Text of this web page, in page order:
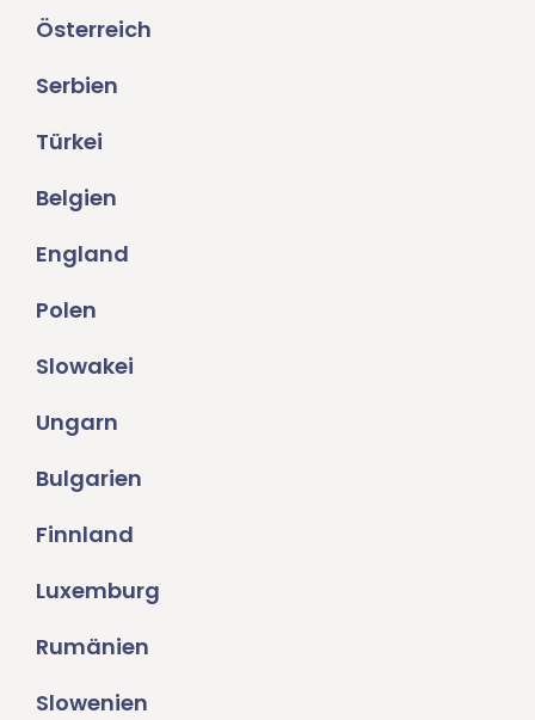
Österreich
Serbien
Türkei
Belgien
England
Polen
Slowakei
Ungarn
Bulgarien
Finnland
Luxemburg
Rumänien
Slowenien